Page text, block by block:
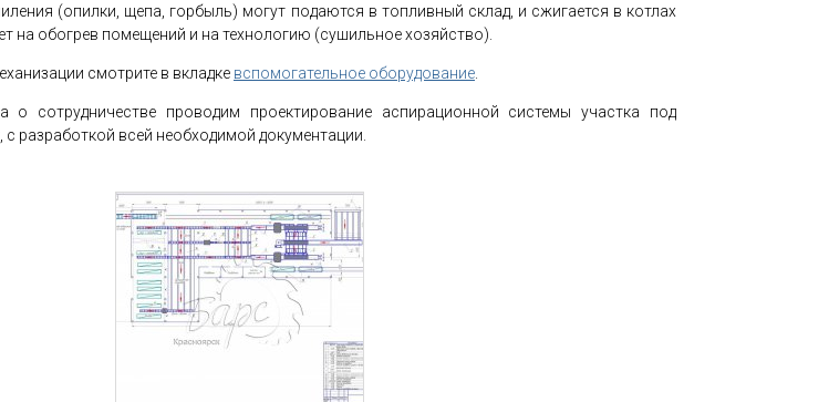
(опилки, щепа, горбыль) могут подаются в топливный склад, и сжигается в котлах
на обогрев помещений и на технологию (сушильное хозяйство).
смотрите в вкладке вспомогательное оборудование
о сотрудничестве проводим проектирование аспирационной системы участка под
разработкой всей необходимой документации.